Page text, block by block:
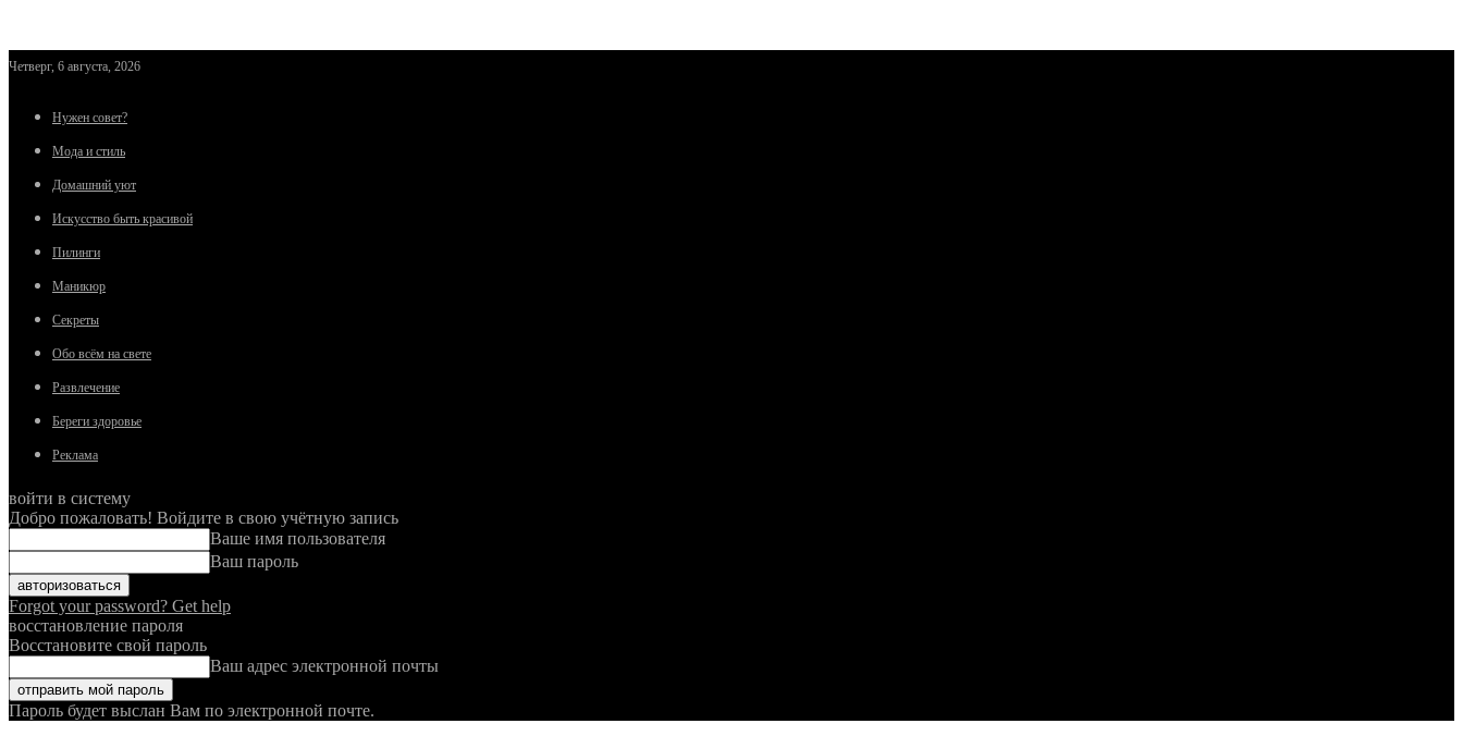
Четверг, 6 августа, 2026
Нужен совет?
Мода и стиль
Домашний уют
Искусство быть красивой
Пилинги
Маникюр
Секреты
Обо всём на свете
Развлечение
Береги здоровье
Реклама
войти в систему
Добро пожаловать! Войдите в свою учётную запись
Ваше имя пользователя
Ваш пароль
Forgot your password? Get help
восстановление пароля
Восстановите свой пароль
Ваш адрес электронной почты
Пароль будет выслан Вам по электронной почте.